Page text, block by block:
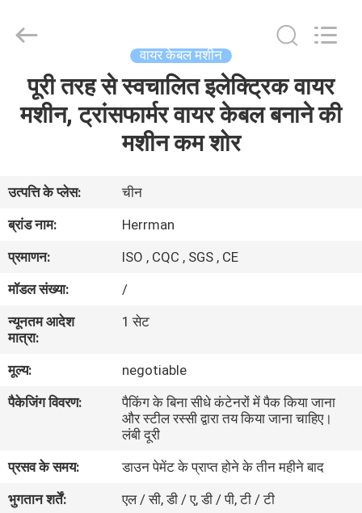
हमारे
बारे
में
कारखाना
भ्रमण
गुणवत्ता
नियंत्रण
संपर्क
करें
Rights
वायर केबल मशीन
पूरी तरह से स्वचालित इलेक्ट्रिक वायर
मशीन, ट्रांसफार्मर वायर केबल बनाने की
मशीन कम शोर
उत्पत्ति के प्लेस:
चीन
ब्रांड नाम:
Herrman
प्रमाणन:
ISO , CQC , SGS , CE
मॉडल संख्या:
/
न्यूनतम आदेश
मात्रा:
1 सेट
मूल्य:
negotiable
पैकेजिंग विवरण:
पैकिंग के बिना सीधे कंटेनरों में पैक किया जाना
और स्टील रस्सी द्वारा तय किया जाना चाहिए।
लंबी दूरी
प्रसव के समय:
डाउन पेमेंट के प्राप्त होने के तीन महीने बाद
भुगतान शर्तें:
एल / सी, डी / ए, डी / पी, टी / टी